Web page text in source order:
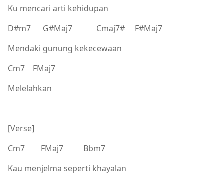
Ku mencari arti kehidupan
D#m7 G#Maj7 Cmaj7# F#Maj7
Mendaki gunung kekecewaan
Cm7 FMaj7
Melelahkan
[Verse]
Cm7 FMaj7 Bbm7
Kau menjelma seperti khayalan